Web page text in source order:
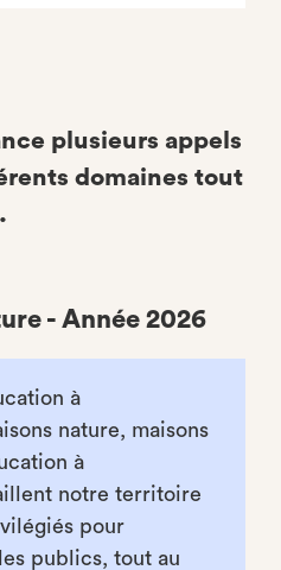
plusieurs appels
domaines tout
- Année 2026
à
nature, maisons
à
notre territoire
pour
publics, tout au